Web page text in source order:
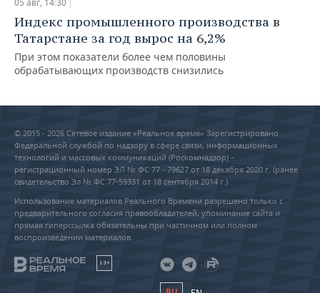
05 авг, 14:30
Индекс промышленного производства в
Татарстане за год вырос на 6,2%
При этом показатели более чем половины
обрабатывающих производств снизились
© 2015 - 2026 Сетевое издание «Реальное время» Зарегистрировано
Федеральной службой по надзору в сфере связи, информационных
технологий и массовых коммуникаций (Роскомнадзор) –
регистрационный номер ЭЛ № ФС 77 - 79627 от 18 декабря 2020 г. (ранее
свидетельство Эл № ФС 77-59331 от 18 сентября 2014 г.)
Использование материалов Реального Времени разрешено только с
предварительного согласия правообладателей, упоминание сайта и
прямая гиперссылка обязательны при частичном или полном
воспроизведении материалов.
18+